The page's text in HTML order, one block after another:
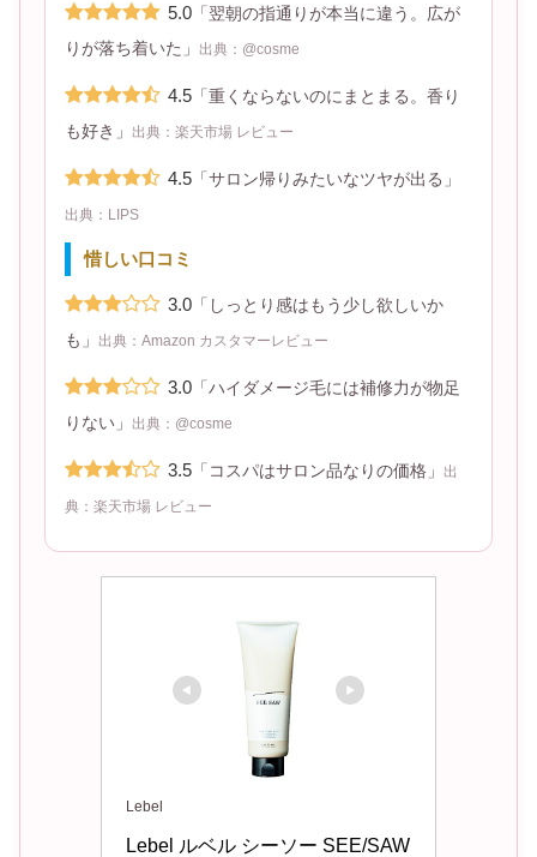
5.0 「翌朝の指通りが本当に違う。広が
りが落ち着いた」 出典：@cosme
4.5 「重くならないのにまとまる。香り
も好き」 出典：楽天市場 レビュー
4.5 「サロン帰りみたいなツヤが出る」
出典：LIPS
惜しい口コミ
3.0 「しっとり感はもう少し欲しいか
も」 出典：Amazon カスタマーレビュー
3.0 「ハイダメージ毛には補修力が物足
りない」 出典：@cosme
3.5 「コスパはサロン品なりの価格」出
典：楽天市場 レビュー
Lebel
Lebel ルベル シーソー SEE/SAW